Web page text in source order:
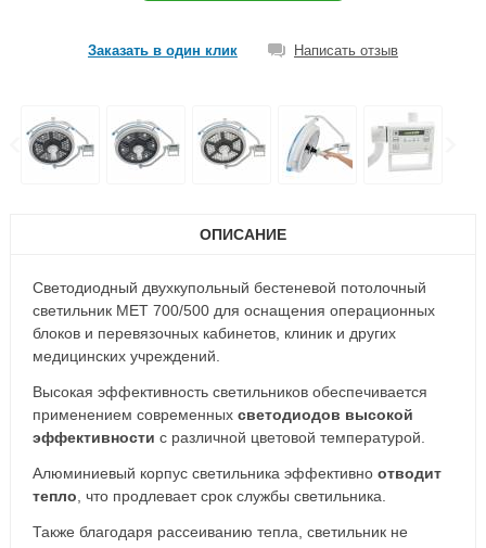
Заказать в один клик Написать отзыв
ОПИСАНИЕ
Светодиодный двухкупольный бестеневой потолочный
светильник МЕТ 700/500 для оснащения операционных
блоков и перевязочных кабинетов, клиник и других
медицинских учреждений.
Высокая эффективность светильников обеспечивается
применением современных светодиодов высокой
эффективности с различной цветовой температурой.
Алюминиевый корпус светильника эффективно отводит
тепло , что продлевает срок службы светильника.
Также благодаря рассеиванию тепла, светильник не